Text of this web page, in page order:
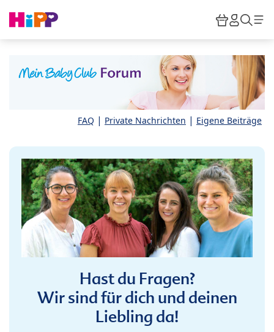
HiPP
FAQ | Private Nachrichten | Eigene Beiträge
Hast du Fragen?
Wir sind für dich und deinen
Liebling da!